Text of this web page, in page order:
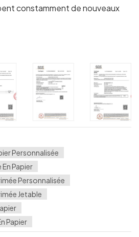
constamment de nouveaux
Personnalisée
En Papier
Personnalisée
Jetable
Papier